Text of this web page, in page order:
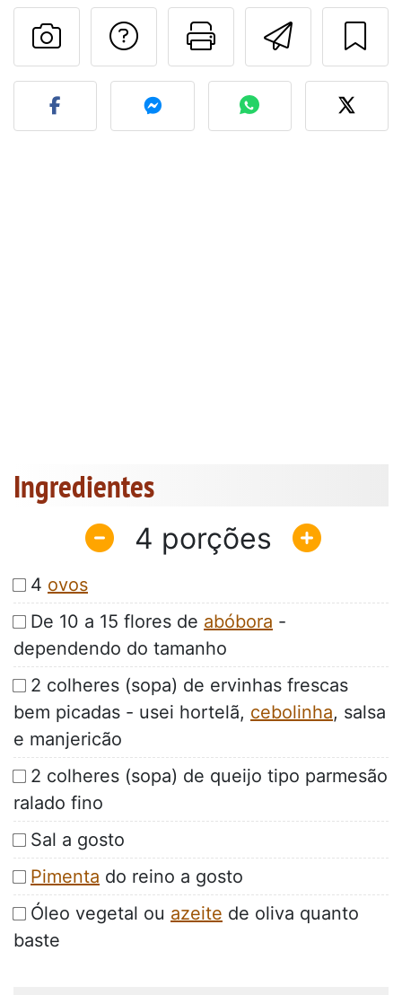
Imprima
Falar com o autor
Fez esta receita?
Ingredientes
4
4 ovos
De 10 a 15 flores de abóbora -
dependendo do tamanho
2 colheres (sopa) de ervinhas frescas
bem picadas - usei hortelã, cebolinha, salsa
e manjericão
2 colheres (sopa) de queijo tipo parmesão
ralado fino
Sal a gosto
Pimenta do reino a gosto
Óleo vegetal ou azeite de oliva quanto
baste